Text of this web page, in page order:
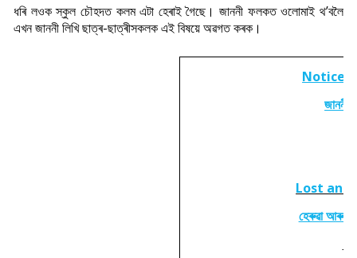
ধৰি লওক স্কুল চৌহদত কলম এটা হেৰাই গৈছে। জাননী ফলকত ওলোমাই থ’বলৈ
এখন জাননী লিখি ছাত্ৰ-ছাত্ৰীসকলক এই বিষয়ে অৱগত কৰক।
Notice
জাননী
Lost and
হেৰুৱা আৰু